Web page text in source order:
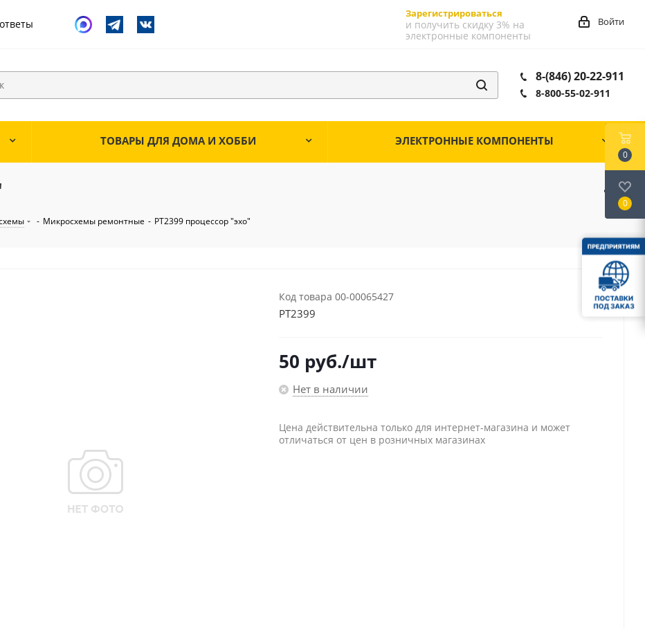
Зарегистрироваться
и получить скидку 3% на
электронные компоненты
Войти
8-(846) 20-22-911
8-800-55-02-911
ТОВАРЫ ДЛЯ ДОМА И ХОББИ ЭЛЕКТРОННЫЕ КОМПОНЕНТЫ
- Микросхемы ремонтные - PT2399 процессор "эхо"
Код товара 00-00065427
PT2399
50 руб./шт
Нет в наличии
Цена действительна только для интернет-магазина и может
отличаться от цен в розничных магазинах
0
0